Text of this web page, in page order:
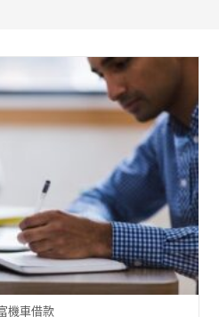
機車借款